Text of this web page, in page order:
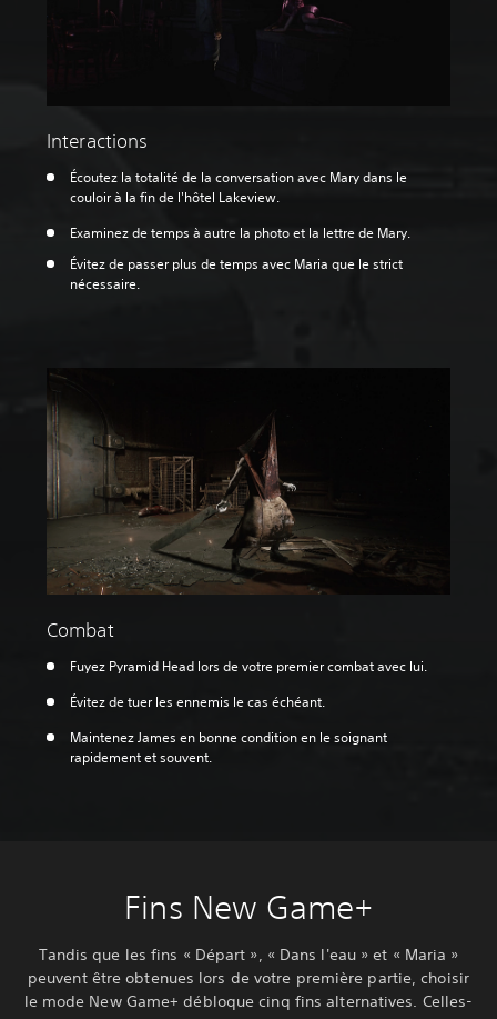
Interactions
Écoutez la totalité de la conversation avec Mary dans le
couloir à la fin de l'hôtel Lakeview.
Examinez de temps à autre la photo et la lettre de Mary.
Évitez de passer plus de temps avec Maria que le strict
nécessaire.
Combat
Fuyez Pyramid Head lors de votre premier combat avec lui.
Évitez de tuer les ennemis le cas échéant.
Maintenez James en bonne condition en le soignant
rapidement et souvent.
Fins New Game+
Tandis que les fins « Départ », « Dans l'eau » et « Maria »
peuvent être obtenues lors de votre première partie, choisir
le mode New Game+ débloque cinq fins alternatives. Celles-